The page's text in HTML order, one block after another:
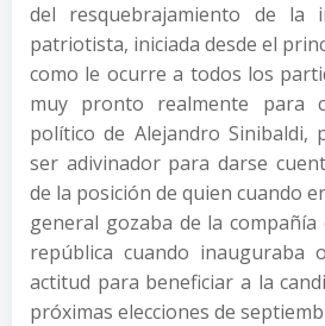
del resquebrajamiento de la
patriotista, iniciada desde el
como le ocurre a todos los
muy pronto realmente para
político de Alejandro Sinibaldi,
ser adivinador para darse
de la posición de quien cuando
general gozaba de la
república cuando inauguraba
actitud para beneficiar a la
próximas elecciones de